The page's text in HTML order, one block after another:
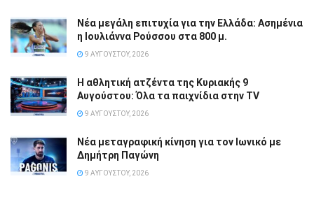
Νέα μεγάλη επιτυχία για την Ελλάδα: Ασημένια
η Ιουλιάννα Ρούσσου στα 800 μ.
9 ΑΥΓΟΎΣΤΟΥ, 2026
Η αθλητική ατζέντα της Κυριακής 9
Αυγούστου: Όλα τα παιχνίδια στην TV
9 ΑΥΓΟΎΣΤΟΥ, 2026
Νέα μεταγραφική κίνηση για τον Ιωνικό με
Δημήτρη Παγώνη
9 ΑΥΓΟΎΣΤΟΥ, 2026